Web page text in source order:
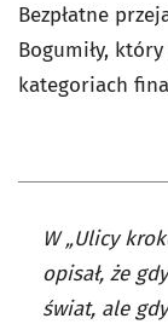
Bezpłatne
Bogumiły,
kategoriach
W „Ulicy
opisał, że
świat, ale